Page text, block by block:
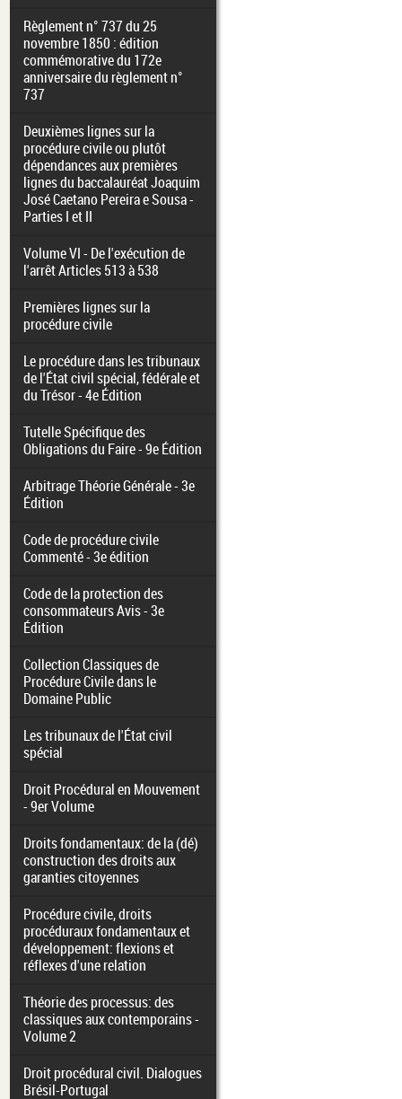
Règlement n° 737 du 25
novembre 1850 : édition
commémorative du 172e
anniversaire du règlement n°
737
Deuxièmes lignes sur la
procédure civile ou plutôt
dépendances aux premières
lignes du baccalauréat Joaquim
José Caetano Pereira e Sousa -
Parties I et II
Volume VI - De l'exécution de
l'arrêt Articles 513 à 538
Premières lignes sur la
procédure civile
Le procédure dans les tribunaux
de l'État civil spécial, fédérale et
du Trésor - 4e Édition
Tutelle Spécifique des
Obligations du Faire - 9e Édition
Arbitrage Théorie Générale - 3e
Édition
Code de procédure civile
Commenté - 3e édition
Code de la protection des
consommateurs Avis - 3e
Édition
Collection Classiques de
Procédure Civile dans le
Domaine Public
Les tribunaux de l'État civil
spécial
Droit Procédural en Mouvement
- 9er Volume
Droits fondamentaux: de la (dé)
construction des droits aux
garanties citoyennes
Procédure civile, droits
procéduraux fondamentaux et
développement: flexions et
réflexes d'une relation
Théorie des processus: des
classiques aux contemporains -
Volume 2
Droit procédural civil. Dialogues
Brésil-Portugal